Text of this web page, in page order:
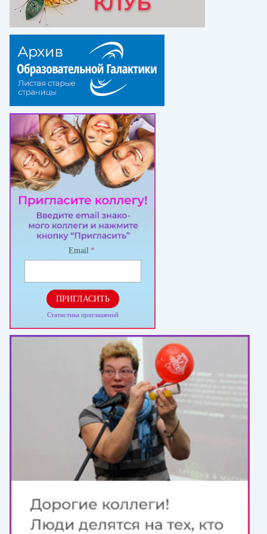
Email *
ПРИГЛАСИТЬ
Статистика приглашений